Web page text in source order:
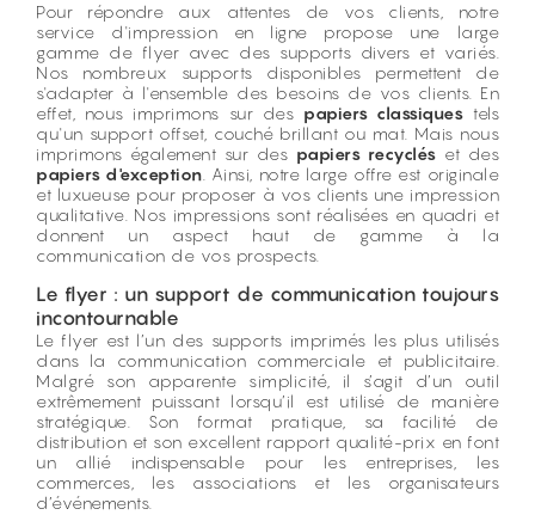
Pour répondre aux attentes de vos clients, notre
service d'impression en ligne propose une large
gamme de flyer avec des supports divers et variés.
Nos nombreux supports disponibles permettent de
s'adapter à l'ensemble des besoins de vos clients. En
effet, nous imprimons sur des papiers classiques tels
qu'un support offset, couché brillant ou mat. Mais nous
imprimons également sur des papiers recyclés et des
papiers d'exception . Ainsi, notre large offre est originale
et luxueuse pour proposer à vos clients une impression
qualitative. Nos impressions sont réalisées en quadri et
donnent un aspect haut de gamme à la
communication de vos prospects.
Le flyer : un support de communication toujours
incontournable
Le flyer est l’un des supports imprimés les plus utilisés
dans la communication commerciale et publicitaire.
Malgré son apparente simplicité, il s’agit d’un outil
extrêmement puissant lorsqu’il est utilisé de manière
stratégique. Son format pratique, sa facilité de
distribution et son excellent rapport qualité-prix en font
un allié indispensable pour les entreprises, les
commerces, les associations et les organisateurs
d’événements.